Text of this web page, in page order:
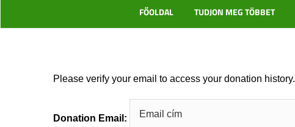
FŐOLDAL TUDJON MEG TÖBBET
Please verify your email to access your donation history.
Donation Email: